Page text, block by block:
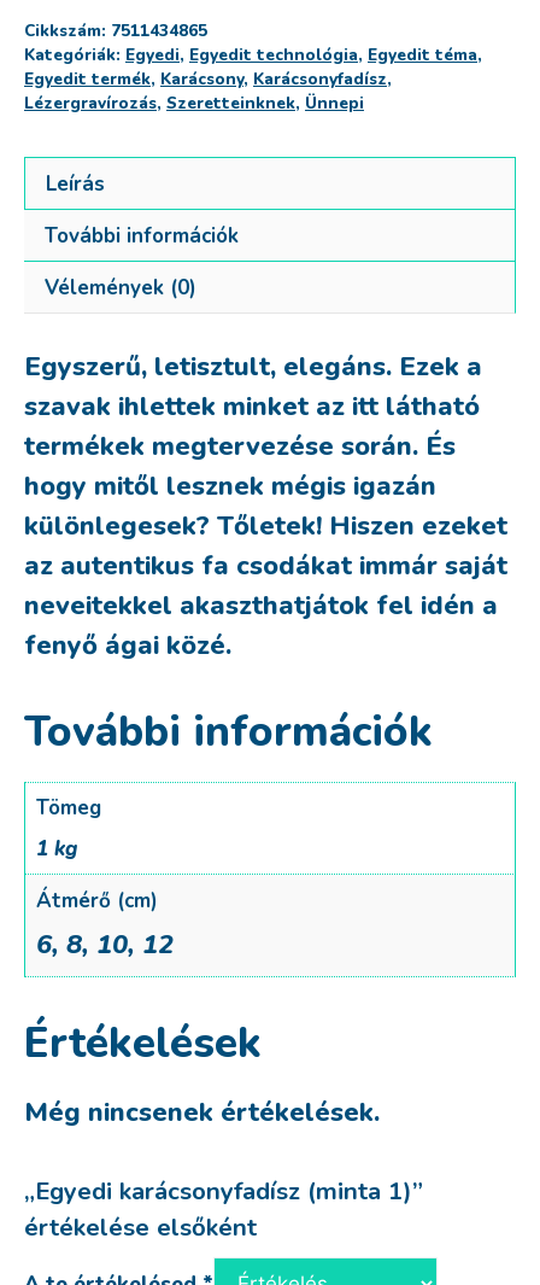
mennyiség
Cikkszám: 7511434865
Kategóriák: Egyedi, Egyedit technológia, Egyedit téma,
Egyedit termék, Karácsony, Karácsonyfadísz,
Lézergravírozás, Szeretteinknek, Ünnepi
Leírás
További információk
Vélemények (0)
Egyszerű, letisztult, elegáns. Ezek a
szavak ihlettek minket az itt látható
termékek megtervezése során. És
hogy mitől lesznek mégis igazán
különlegesek? Tőletek! Hiszen ezeket
az autentikus fa csodákat immár saját
neveitekkel akaszthatjátok fel idén a
fenyő ágai közé.
További információk
Tömeg
1 kg
Átmérő (cm)
6, 8, 10, 12
Értékelések
Még nincsenek értékelések.
„Egyedi karácsonyfadísz (minta 1)”
értékelése elsőként